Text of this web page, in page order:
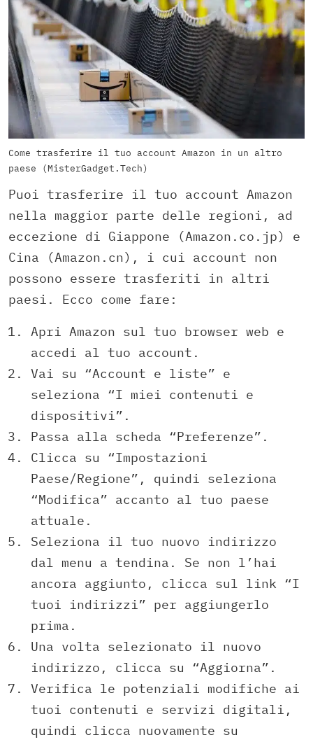
Come trasferire il tuo account Amazon in un altro
paese (MisterGadget.Tech)
Puoi trasferire il tuo account Amazon
nella maggior parte delle regioni, ad
eccezione di Giappone (Amazon.co.jp) e
Cina (Amazon.cn), i cui account non
possono essere trasferiti in altri
paesi. Ecco come fare:
Apri Amazon sul tuo browser web e
accedi al tuo account.
Vai su “Account e liste” e
seleziona “I miei contenuti e
dispositivi”.
Passa alla scheda “Preferenze”.
Clicca su “Impostazioni
Paese/Regione”, quindi seleziona
“Modifica” accanto al tuo paese
attuale.
Seleziona il tuo nuovo indirizzo
dal menu a tendina. Se non l’hai
ancora aggiunto, clicca sul link “I
tuoi indirizzi” per aggiungerlo
prima.
Una volta selezionato il nuovo
indirizzo, clicca su “Aggiorna”.
Verifica le potenziali modifiche ai
tuoi contenuti e servizi digitali,
quindi clicca nuovamente su